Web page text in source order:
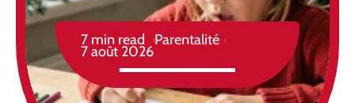
7 min read Parentalité
7 août 2026